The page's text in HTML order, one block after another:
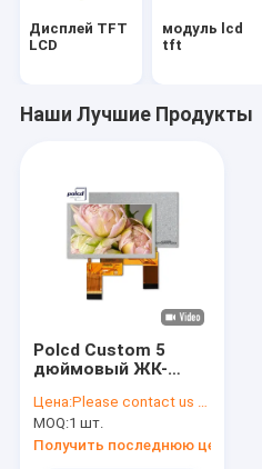
Дисплей TFT
LCD
модуль lcd
tft
Наши Лучшие Продукты
Polcd Custom 5
дюймовый ЖК-
интерфейс 800*480
ST7265 IPS панель
TFT ЖК-дисплей
Цена:Please contact us for latest price
MOQ:1 шт.
Получить последнюю цену